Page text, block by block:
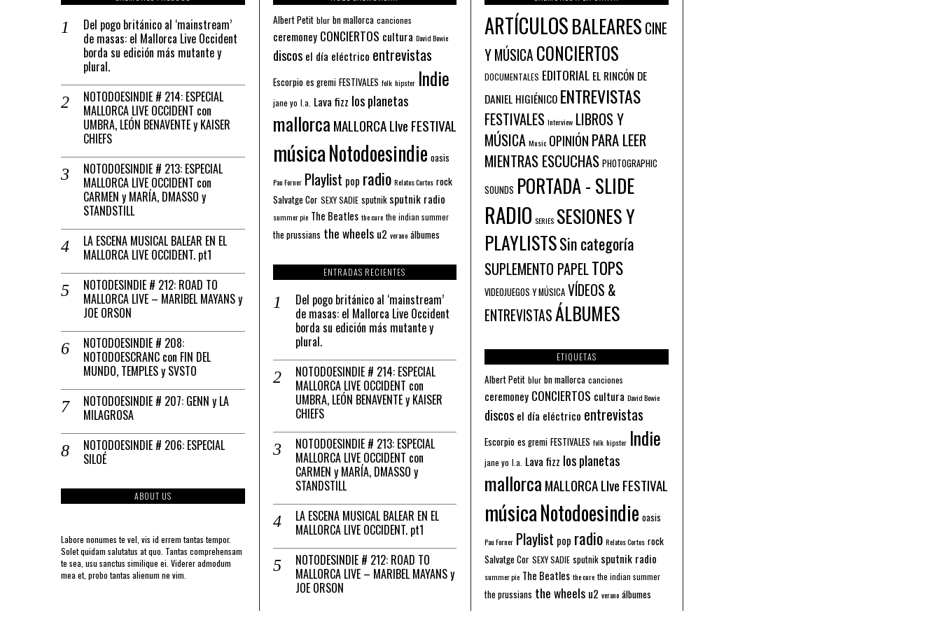
Del pogo británico al ‘mainstream’
de masas: el Mallorca Live Occident
borda su edición más mutante y
plural.
NOTODOESINDIE # 214: ESPECIAL
MALLORCA LIVE OCCIDENT con
UMBRA, LEÓN BENAVENTE y KAISER
CHIEFS
NOTODOESINDIE # 213: ESPECIAL
MALLORCA LIVE OCCIDENT con
CARMEN y MARÍA, DMASSO y
STANDSTILL
LA ESCENA MUSICAL BALEAR EN EL
MALLORCA LIVE OCCIDENT. pt1
NOTODESINDIE # 212: ROAD TO
MALLORCA LIVE – MARIBEL MAYANS y
JOE ORSON
NOTODOESINDIE # 208:
NOTODOESCRANC con FIN DEL
MUNDO, TEMPLES y SVSTO
NOTODOESINDIE # 207: GENN y LA
MILAGROSA
NOTODOESINDIE # 206: ESPECIAL
SILOÉ
ABOUT US
Labore nonumes te vel, vis id errem tantas tempor.
Solet quidam salutatus at quo. Tantas comprehensam
te sea, usu sanctus similique ei. Viderer admodum
mea et, probo tantas alienum ne vim.
Albert Petit blur bn mallorca canciones
ceremoney CONCIERTOS cultura David Bowie
discos el día eléctrico entrevistas
Escorpio es gremi FESTIVALES folk hipster Indie
jane yo l.a. Lava fizz los planetas
mallorca MALLORCA LIve FESTIVAL
músicaNotodoesindie oasis
Pau Forner Playlist pop radio Relatos Cortos rock
Salvatge Cor SEXY SADIE sputnik sputnik radio
summer pie The Beatles the cure the indian summer
the prussians the wheels u2 verano álbumes
ENTRADAS RECIENTES
Del pogo británico al ‘mainstream’
de masas: el Mallorca Live Occident
borda su edición más mutante y
plural.
NOTODOESINDIE # 214: ESPECIAL
MALLORCA LIVE OCCIDENT con
UMBRA, LEÓN BENAVENTE y KAISER
CHIEFS
NOTODOESINDIE # 213: ESPECIAL
MALLORCA LIVE OCCIDENT con
CARMEN y MARÍA, DMASSO y
STANDSTILL
LA ESCENA MUSICAL BALEAR EN EL
MALLORCA LIVE OCCIDENT. pt1
NOTODESINDIE # 212: ROAD TO
MALLORCA LIVE – MARIBEL MAYANS y
JOE ORSON
ARTÍCULOSBALEARES CINE
Y MÚSICA CONCIERTOS
DOCUMENTALES EDITORIAL EL RINCÓN DE
DANIEL HIGIÉNICO ENTREVISTAS
FESTIVALES Interview LIBROS Y
MÚSICA Music OPINIÓN PARA LEER
MIENTRAS ESCUCHAS PHOTOGRAPHIC
SOUNDS PORTADA - SLIDE
RADIO SERIES SESIONES Y
PLAYLISTSSin categoría
SUPLEMENTO PAPELTOPS
VIDEOJUEGOS Y MÚSICA VÍDEOS &
ENTREVISTASÁLBUMES
ETIQUETAS
Albert Petit blur bn mallorca canciones
ceremoney CONCIERTOS cultura David Bowie
discos el día eléctrico entrevistas
Escorpio es gremi FESTIVALES folk hipster Indie
jane yo l.a. Lava fizz los planetas
mallorca MALLORCA LIve FESTIVAL
músicaNotodoesindie oasis
Pau Forner Playlist pop radio Relatos Cortos rock
Salvatge Cor SEXY SADIE sputnik sputnik radio
summer pie The Beatles the cure the indian summer
the prussians the wheels u2 verano álbumes